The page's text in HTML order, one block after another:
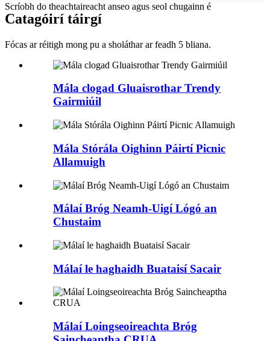
Scríobh do theachtaireacht anseo agus seol chugainn é
Catagóirí táirgí
Fócas ar réitigh mong pu a sholáthar ar feadh 5 bliana.
Mála clogad Gluaisrothar Trendy
Gairmiúil
Mála Stórála Oighinn Páirtí Picnic
Allamuigh
Málaí Bróg Neamh-Uigí Lógó an
Chustaim
Málaí le haghaidh Buataisí Sacair
Málaí Loingseoireachta Bróg